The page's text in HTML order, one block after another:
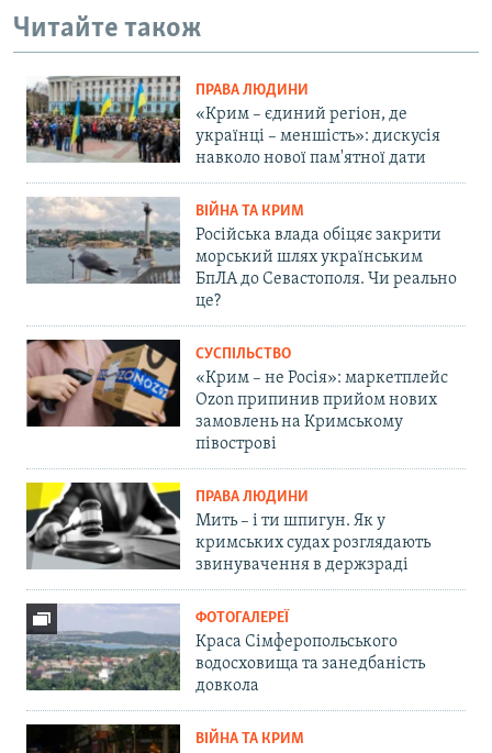
Читайте також
ПРАВА ЛЮДИНИ
«Крим – єдиний регіон, де
українці – меншість»: дискусія
навколо нової пам'ятної дати
ВІЙНА ТА КРИМ
Російська влада обіцяє закрити
морський шлях українським
БпЛА до Севастополя. Чи реально
це?
СУСПІЛЬСТВО
«Крим – не Росія»: маркетплейс
Ozon припинив прийом нових
замовлень на Кримському
півострові
ПРАВА ЛЮДИНИ
Мить – і ти шпигун. Як у
кримських судах розглядають
звинувачення в держзраді
ФОТОГАЛЕРЕЇ
Краса Сімферопольського
водосховища та занедбаність
довкола
ВІЙНА ТА КРИМ